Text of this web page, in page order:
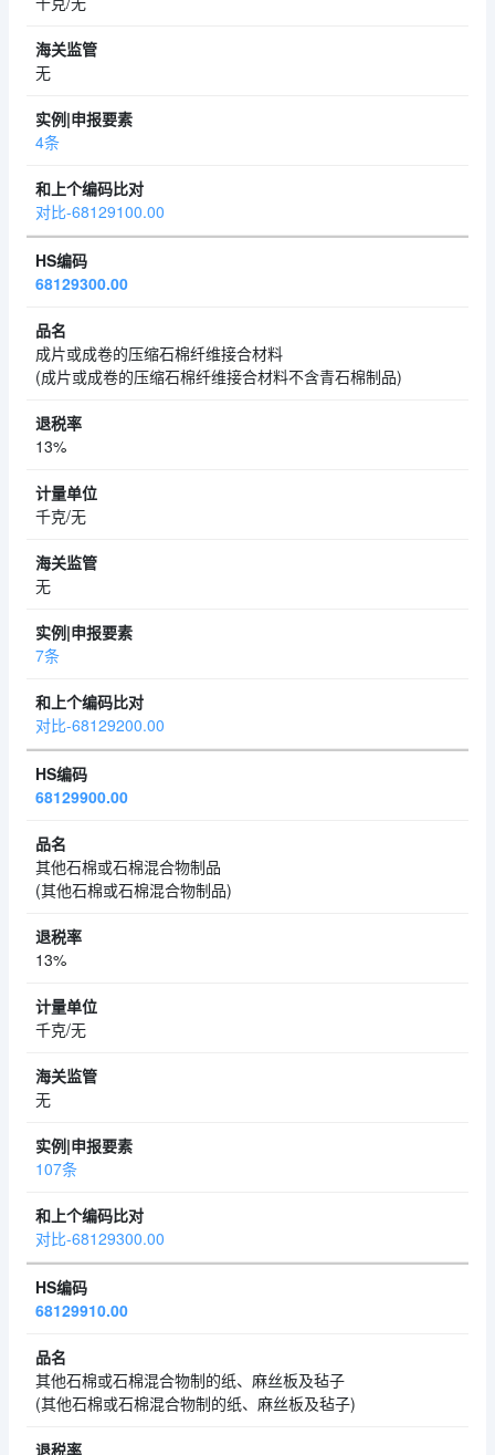
无
4条
对比-68129100.00
68129300.00
成片或成卷的压缩石棉纤维接合材料
(成片或成卷的压缩石棉纤维接合材料不含青石棉制品)
13%
千克/无
无
7条
对比-68129200.00
68129900.00
其他石棉或石棉混合物制品
(其他石棉或石棉混合物制品)
13%
千克/无
无
107条
对比-68129300.00
68129910.00
其他石棉或石棉混合物制的纸、麻丝板及毡子
(其他石棉或石棉混合物制的纸、麻丝板及毡子)